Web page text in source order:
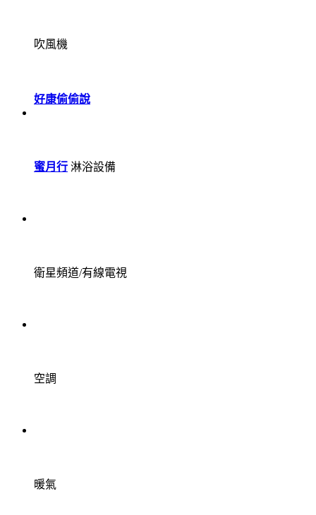
吹風機
好康偷偷說
蜜月行 淋浴設備
衛星頻道/有線電視
空調
暖氣